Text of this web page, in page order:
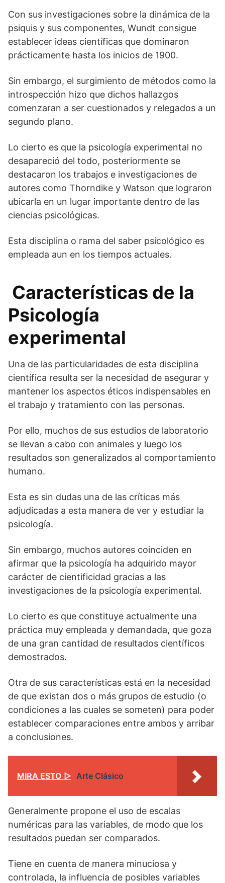
Con sus investigaciones sobre la dinámica de la
psiquis y sus componentes, Wundt consigue
establecer ideas científicas que dominaron
prácticamente hasta los inicios de 1900.
Sin embargo, el surgimiento de métodos como la
introspección hizo que dichos hallazgos
comenzaran a ser cuestionados y relegados a un
segundo plano.
Lo cierto es que la psicología experimental no
desapareció del todo, posteriormente se
destacaron los trabajos e investigaciones de
autores como Thorndike y Watson que lograron
ubicarla en un lugar importante dentro de las
ciencias psicológicas.
Esta disciplina o rama del saber psicológico es
empleada aun en los tiempos actuales.
Características de la
Psicología
experimental
Una de las particularidades de esta disciplina
científica resulta ser la necesidad de asegurar y
mantener los aspectos éticos indispensables en
el trabajo y tratamiento con las personas.
Por ello, muchos de sus estudios de laboratorio
se llevan a cabo con animales y luego los
resultados son generalizados al comportamiento
humano.
Esta es sin dudas una de las críticas más
adjudicadas a esta manera de ver y estudiar la
psicología.
Sin embargo, muchos autores coinciden en
afirmar que la psicología ha adquirido mayor
carácter de cientificidad gracias a las
investigaciones de la psicología experimental.
Lo cierto es que constituye actualmente una
práctica muy empleada y demandada, que goza
de una gran cantidad de resultados científicos
demostrados.
Otra de sus características está en la necesidad
de que existan dos o más grupos de estudio (o
condiciones a las cuales se someten) para poder
establecer comparaciones entre ambos y arribar
a conclusiones.
MIRA ESTO ▷ Arte Clásico
Generalmente propone el uso de escalas
numéricas para las variables, de modo que los
resultados puedan ser comparados.
Tiene en cuenta de manera minuciosa y
controlada, la influencia de posibles variables